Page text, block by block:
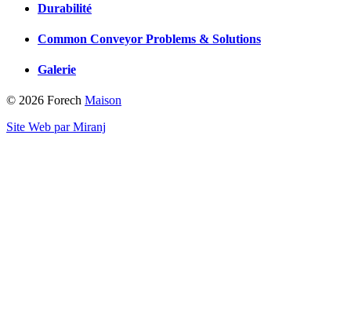
Durabilité
Common Conveyor Problems & Solutions
Galerie
© 2026 Forech Maison
Site Web par Miranj